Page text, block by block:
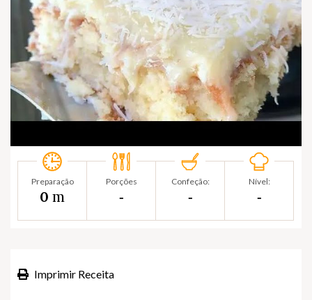
Preparação
0 m
Porções
‐
Confeção:
‐
Nível:
‐
Imprimir Receita